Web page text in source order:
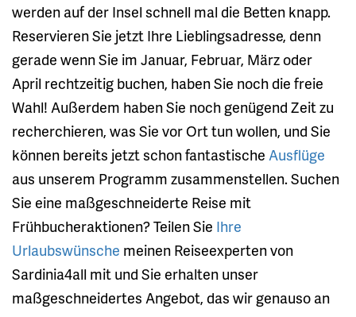
werden auf der Insel schnell mal die Betten knapp.
Reservieren Sie jetzt Ihre Lieblingsadresse, denn
gerade wenn Sie im Januar, Februar, März oder
April rechtzeitig buchen, haben Sie noch die freie
Wahl! Außerdem haben Sie noch genügend Zeit zu
recherchieren, was Sie vor Ort tun wollen, und Sie
können bereits jetzt schon fantastische Ausflüge
aus unserem Programm zusammenstellen. Suchen
Sie eine maßgeschneiderte Reise mit
Frühbucheraktionen? Teilen Sie Ihre
Urlaubswünsche meinen Reiseexperten von
Sardinia4all mit und Sie erhalten unser
maßgeschneidertes Angebot, das wir genauso an